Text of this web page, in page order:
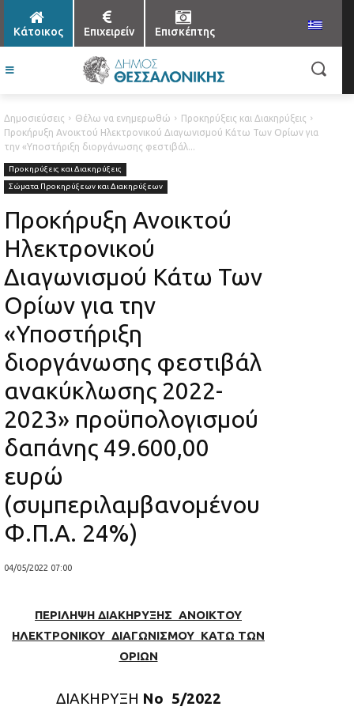
Κάτοικος Επιχειρείν Επισκέπτης
Δημοσιεύσεις Θέλω να ενημερωθώ
Προκηρύξεις και Διακηρύξεις
Προκήρυξη Ανοικτού Ηλεκτρονικού Διαγωνισμού Κάτω Των Ορίων για
την «Υποστήριξη διοργάνωσης φεστιβάλ...
Προκηρύξεις και Διακηρύξεις
Σώματα Προκηρύξεων και Διακηρύξεων
Προκήρυξη Ανοικτού
Ηλεκτρονικού
Διαγωνισμού Κάτω Των
Ορίων για την
«Υποστήριξη
διοργάνωσης φεστιβάλ
ανακύκλωσης 2022-
2023» προϋπολογισμού
δαπάνης 49.600,00
ευρώ
(συμπεριλαμβανομένου
Φ.Π.Α. 24%)
04/05/2022 07:00
ΠΕΡΙΛΗΨΗ ΔΙΑΚΗΡΥΞΗΣ ΑΝΟΙΚΤΟΥ
ΗΛΕΚΤΡΟΝΙΚΟΥ ΔΙΑΓΩΝΙΣΜΟΥ ΚΑΤΩ ΤΩΝ
ΟΡΙΩΝ
ΔΙΑΚΗΡΥΞΗ Νο 5/2022